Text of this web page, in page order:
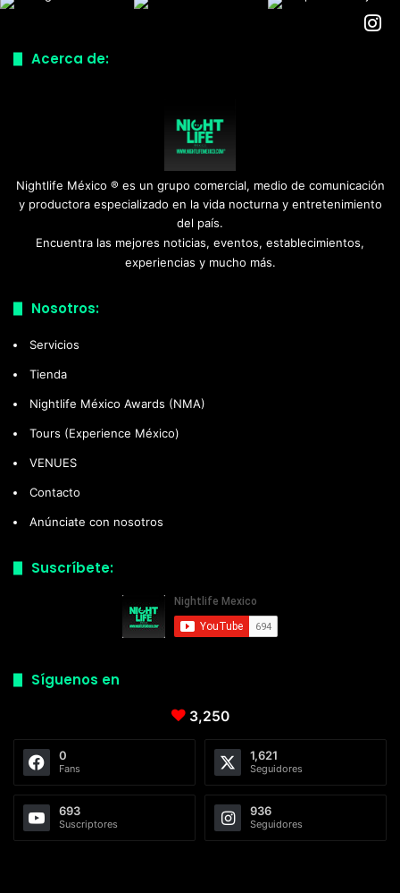
Acerca de:
Nightlife México ® es un grupo comercial, medio de comunicación
y productora especializado en la vida nocturna y entretenimiento
del país.
Encuentra las mejores noticias, eventos, establecimientos,
experiencias y mucho más.
Nosotros:
Servicios
Tienda
Nightlife México Awards (NMA)
Tours (Experience México)
VENUES
Contacto
Anúnciate con nosotros
Suscríbete:
Síguenos en
3,250
0
Fans
1,621
Seguidores
693
Suscriptores
936
Seguidores